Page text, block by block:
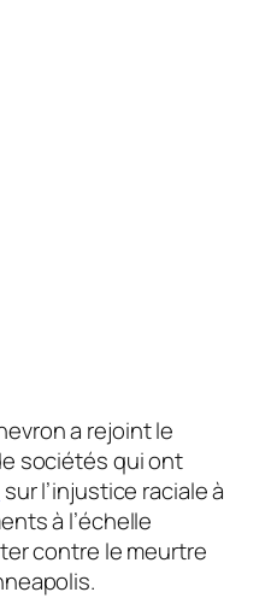
a rejoint le
sociétés qui ont
sur l’injustice raciale à
à l’échelle
contre le meurtre